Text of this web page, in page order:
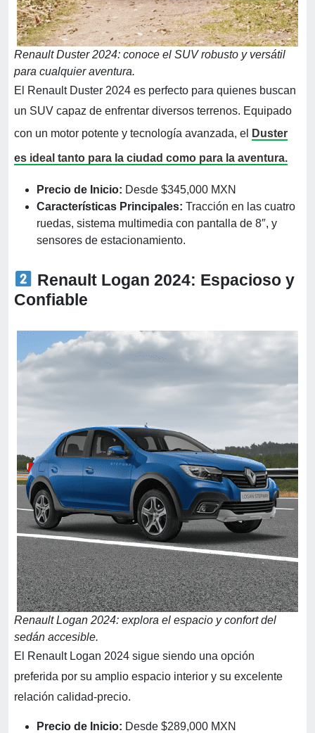
Renault Duster 2024: conoce el SUV robusto y versátil
para cualquier aventura.
El Renault Duster 2024 es perfecto para quienes buscan
un SUV capaz de enfrentar diversos terrenos. Equipado
con un motor potente y tecnología avanzada, el
Duster
es ideal tanto para la ciudad como para la aventura.
Precio de Inicio: Desde $345,000 MXN
Características Principales: Tracción en las cuatro
ruedas, sistema multimedia con pantalla de 8″, y
sensores de estacionamiento.
Renault Logan 2024: Espacioso y
Confiable
Renault Logan 2024: explora el espacio y confort del
sedán accesible.
El Renault Logan 2024 sigue siendo una opción
preferida por su amplio espacio interior y su excelente
relación calidad-precio.
Precio de Inicio: Desde $289,000 MXN